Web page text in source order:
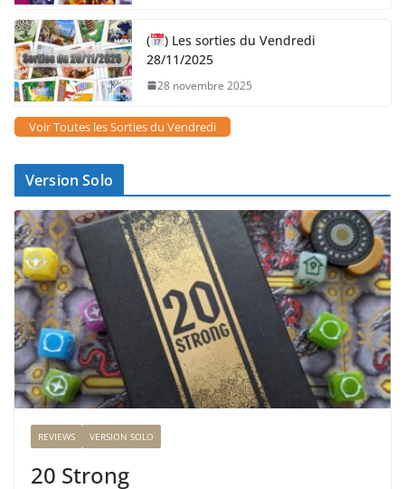
(
) Les sorties du Vendredi
28/11/2025
28 novembre 2025
Voir Toutes les Sorties du Vendredi
Version Solo
REVIEWS VERSION SOLO
20 Strong